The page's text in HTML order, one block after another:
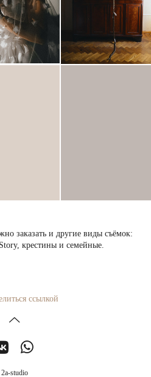
заказать и другие виды съёмок:
крестины и семейные.
ссылкой
2a-studio